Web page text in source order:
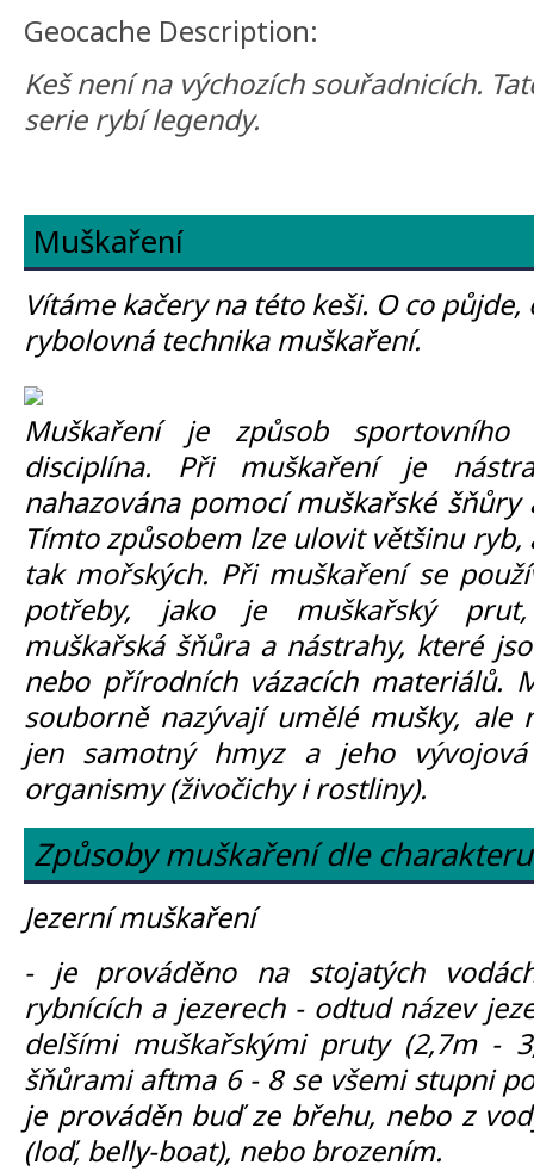
Geocache Description:
Keš není na výchozích souřadnicích.
serie rybí legendy.
Muškaření
Vítáme kačery na této keši. O co
rybolovná technika muškaření.
Muškaření je způsob
disciplína. Při muškaření je
nahazována pomocí muškařské
Tímto způsobem lze ulovit většinu
tak mořských. Při muškaření se
potřeby, jako je muškařský prut,
muškařská šňůra a nástrahy, které
nebo přírodních vázacích materiálů.
souborně nazývají umělé mušky, ale
jen samotný hmyz a jeho
organismy (živočichy i rostliny).
Způsoby muškaření dle
Jezerní muškaření
- je prováděno na stojatých
rybnících a jezerech - odtud název
delšími muškařskými pruty (2,7m -
šňůrami aftma 6 - 8 se všemi stupni
je prováděn buď ze břehu, nebo z
(loď, belly-boat), nebo brozením.